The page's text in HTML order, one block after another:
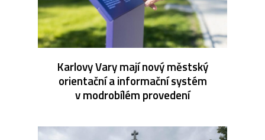
Karlovy Vary mají nový městský
orientační a informační systém
v modrobílém provedení